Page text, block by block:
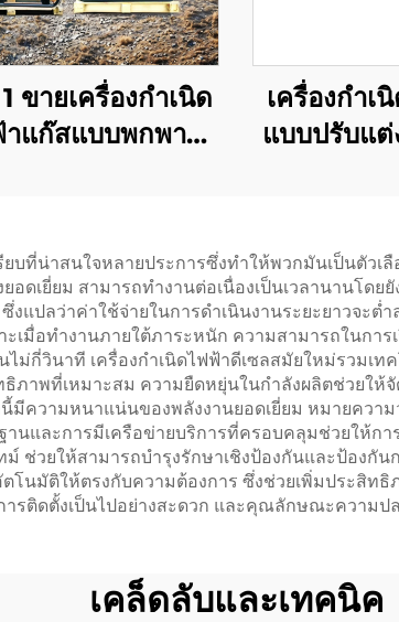
ขายเครื่องกำเนิด
แก๊สแบบพกพา
เครื่องกำเ
แบบปรับแต่
บที่น่าสนใจหลายประการซึ่งทำให้พวกมันเป็นตัว
ดเยี่ยม สามารถทำงานต่อเนื่องเป็นเวลานานโด
แปลว่าค่าใช้จ่ายในการดำเนินงานระยะยาวจะ
ะเมื่อทำงานภายใต้ภาระหนัก ความสามารถในกา
ม่กี่วินาที เครื่องกำเนิดไฟฟ้าดีเซลสมัยใหม่รวมเ
ภาพที่เหมาะสม ความยืดหยุ่นในกำลังผลิตช่วยให้
มีความหนาแน่นของพลังงานยอดเยี่ยม หมายควา
และการมีเครือข่ายบริการที่ครอบคลุมช่วยให้กา
ช่วยให้สามารถบำรุงรักษาเชิงป้องกันและป้องกั
นมัติให้ตรงกับความต้องการ ซึ่งช่วยเพิ่มประสิทธิ
รติดตั้งเป็นไปอย่างสะดวก และคุณลักษณะความ
เคล็ดลับและเทคนิค